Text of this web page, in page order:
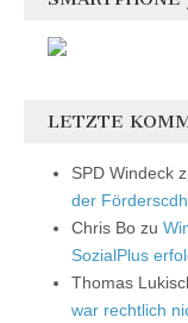
LETZTE
SPD Windeck
der
Chris Bo zu
SozialPlus
Thomas
war rechtlich